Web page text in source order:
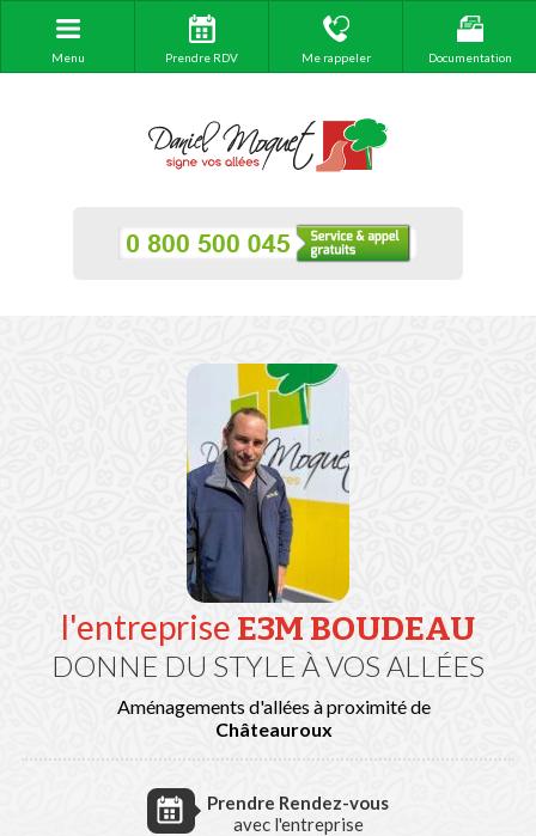
Menu Prendre RDV Me rappeler Documentation
l'entreprise E3M BOUDEAU
DONNE DU STYLE À VOS ALLÉES
Aménagements d'allées à proximité de
Châteauroux
Prendre Rendez-vous
avec l'entreprise